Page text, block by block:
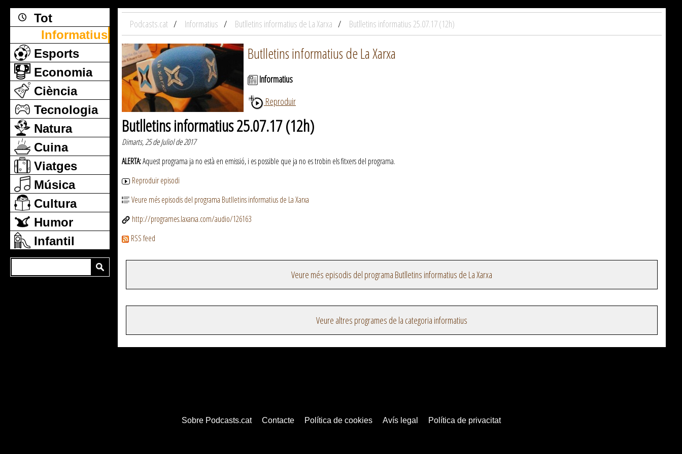
Tot
Informatius
Esports
Economia
Ciència
Tecnologia
Natura
Cuina
Viatges
Música
Cultura
Humor
Infantil
Podcasts.cat Informatius Butlletins informatius de La Xarxa Butlletins informatius 25.07.17 (12h)
Butlletins informatius de La Xarxa
Informatius
Reproduir
Butlletins informatius 25.07.17 (12h)
Dimarts, 25 de Juliol de 2017
ALERTA:Aquest programa ja no està en emissió, i es possible que ja no es trobin els fitxers del programa.
Reproduir episodi
Veure més episodis del programa Butlletins informatius de La Xarxa
http://programes.laxarxa.com/audio/126163
RSS feed
Veure més episodis del programa Butlletins informatius de La Xarxa
Veure altres programes de la categoria informatius
Sobre Podcasts.cat Contacte Política de cookies Avís legal Política de privacitat